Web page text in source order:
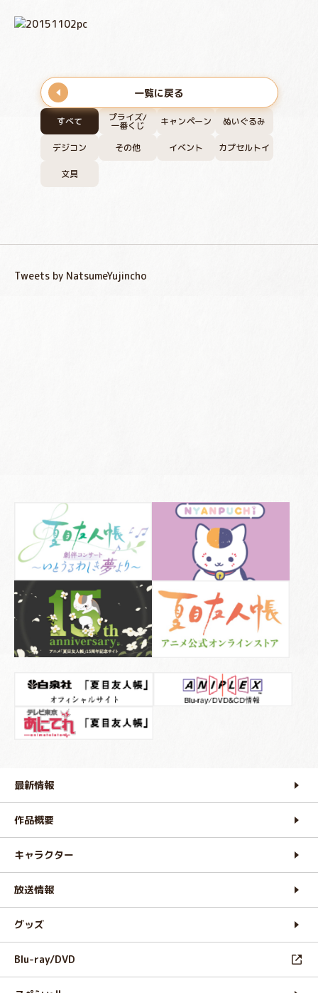
すべて プライズ/
一番くじ キャンペーン ぬいぐるみ
デジコン その他 イベント カプセルトイ
文具
一覧に戻る
Tweets by NatsumeYujincho
最新情報
作品概要
キャラクター
放送情報
グッズ
Blu-ray/DVD